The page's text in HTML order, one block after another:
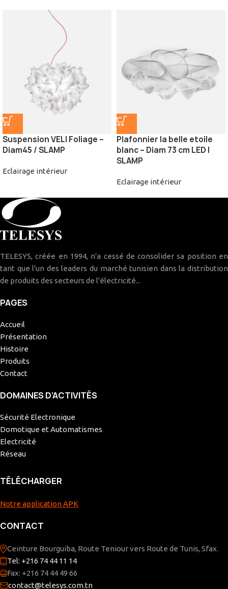
Suspension VELI Foliage –
Diam45 / SLAMP
Eclairage intérieur
Plafonnier la belle etoile
blanc – Diam 73 cm LED |
SLAMP
Eclairage intérieur
TELESYS, créée en 1994, n'a cessé de consolider sa position en
tant que l'un des leaders du marché tunisien dans la distribution
de produits des secteurs de l'électricité...
PAGES
Accueil
Présentation
Histoire
Produits
Contact
DOMAINES D’ACTIVITÉS
Sécurité Electronique
Domotique et Automatismes
Electricité
Réseau
TÉLÉCHARGER
Notre application APK
CONTACT
Ceinture Bourguiba, Route Teniour vers Route de Tunis, Sfax.
Tel: +216 74 44 11 14
Fax: +216 74 44 49 66
contact@telesys.com.tn